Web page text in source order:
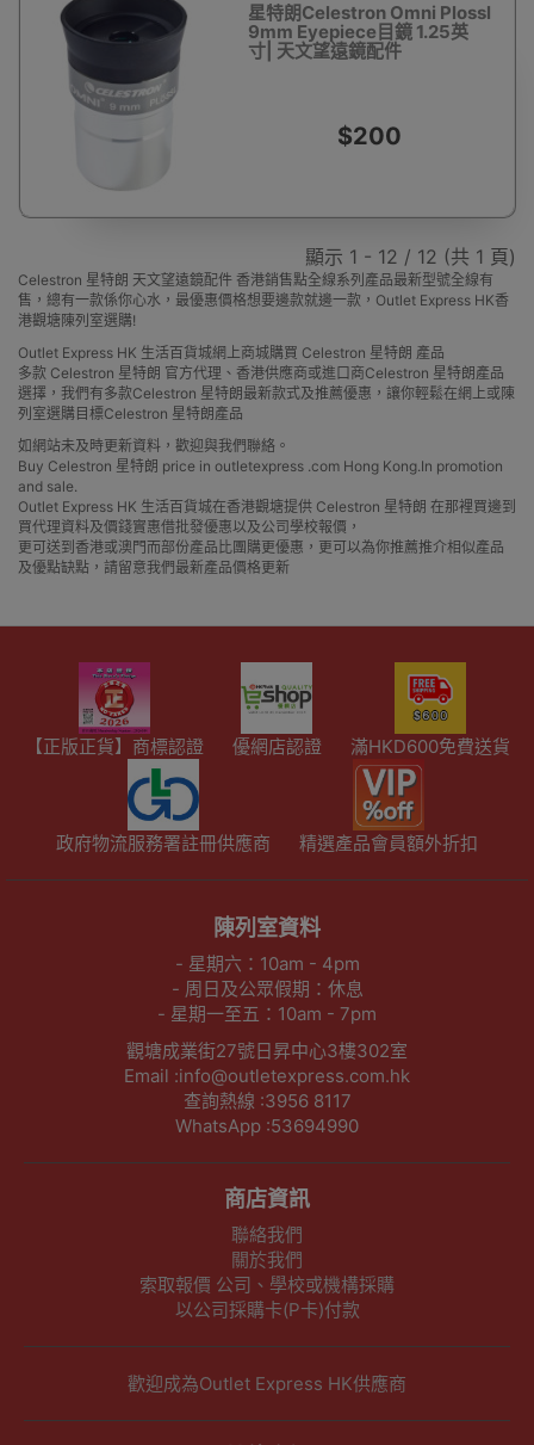
星特朗Celestron Omni Plossl
9mm Eyepiece目鏡 1.25英
寸| 天文望遠鏡配件
$200
顯示 1 - 12 / 12 (共 1 頁)
Celestron 星特朗 天文望遠鏡配件 香港銷售點全線系列產品最新型號全線有
售，總有一款係你心水，最優惠價格想要邊款就邊一款，Outlet Express HK香
港觀塘陳列室選購!
Outlet Express HK 生活百貨城網上商城購買 Celestron 星特朗 產品
多款 Celestron 星特朗 官方代理、香港供應商或進口商Celestron 星特朗產品
選擇，我們有多款Celestron 星特朗最新款式及推薦優惠，讓你輕鬆在網上或陳
列室選購目標Celestron 星特朗產品
如網站未及時更新資料，歡迎與我們聯絡。
Buy Celestron 星特朗 price in outletexpress .com Hong Kong.In promotion
and sale.
Outlet Express HK 生活百貨城在香港觀塘提供 Celestron 星特朗 在那裡買邊到
買代理資料及價錢實惠借批發優惠以及公司學校報價，
更可送到香港或澳門而部份產品比團購更優惠，更可以為你推薦推介相似產品
及優點缺點，請留意我們最新產品價格更新
【正版正貨】商標認證 優網店認證 滿HKD600免費送貨
政府物流服務署註冊供應商 精選產品會員額外折扣
陳列室資料
- 星期六：10am - 4pm
- 周日及公眾假期：休息
- 星期一至五：10am - 7pm
觀塘成業街27號日昇中心3樓302室
Email :info@outletexpress.com.hk
查詢熱線 :3956 8117
WhatsApp :53694990
商店資訊
聯絡我們
關於我們
索取報價 公司、學校或機構採購
以公司採購卡(P卡)付款
歡迎成為Outlet Express HK供應商